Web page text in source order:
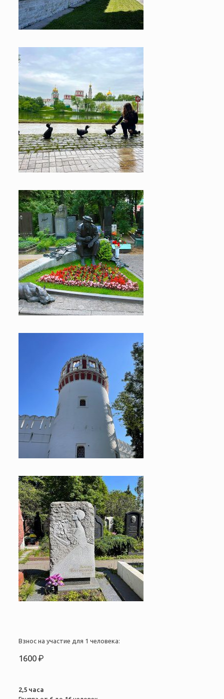
Взнос на участие для 1 человека:
1600 ₽
2,5 часа